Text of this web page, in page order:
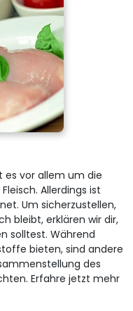
es vor allem um die
Allerdings ist
Um sicherzustellen,
bleibt, erklären wir dir,
solltest. Während
bieten, sind andere
des
Erfahre jetzt mehr